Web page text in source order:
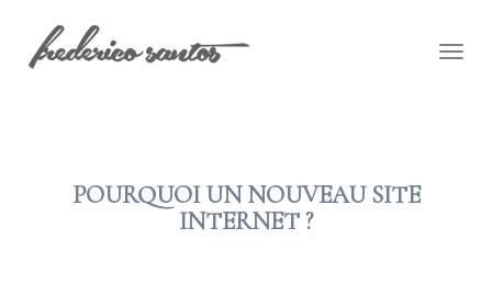
POURQUOI UN NOUVEAU SITE
INTERNET ?